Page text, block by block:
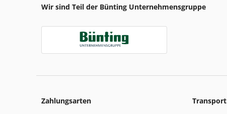
Wir sind Teil der Bünting Unternehmensgruppe
Zahlungsarten Transport